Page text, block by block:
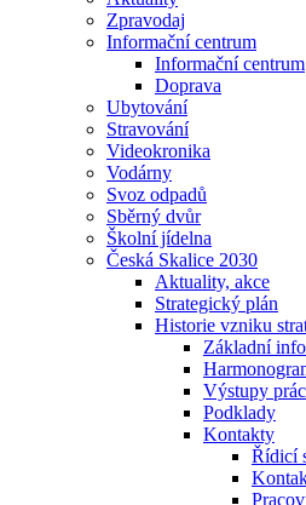
Zpravodaj
Informační centrum
Informační centrum
Doprava
Ubytování
Stravování
Videokronika
Vodárny
Svoz odpadů
Sběrný dvůr
Školní jídelna
Česká Skalice 2030
Aktuality, akce
Strategický plán
Historie vzniku
Základní
Výstupy
Podklady
Kontakty
Řídicí